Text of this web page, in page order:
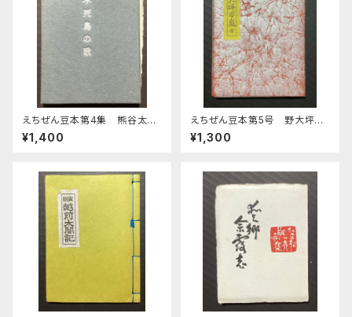
えちぜん豆本第4集 熊谷太三
郎歌集
¥1,400
えちぜん豆本第5号 野大坪万
歳 全
¥1,300